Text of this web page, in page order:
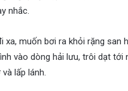
nhắc.
xa, muốn bơi ra khỏi rặng san
vào dòng hải lưu, trôi dạt tới
lấp lánh.